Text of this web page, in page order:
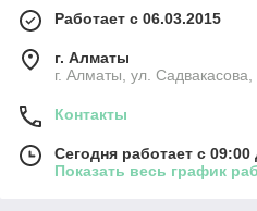
Работает с 06.03.2015
г. Алматы
г. Алматы, ул.
Контакты
Сегодня работает с 09:00
Показать весь график